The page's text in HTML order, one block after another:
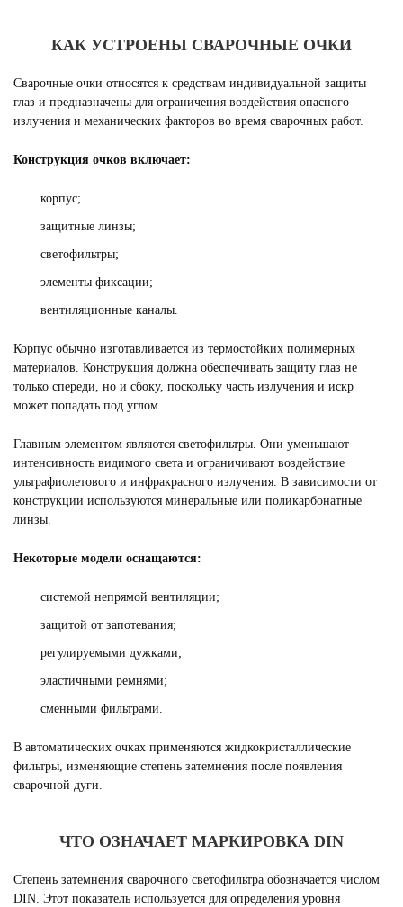
КАК УСТРОЕНЫ СВАРОЧНЫЕ ОЧКИ
Сварочные очки относятся к средствам индивидуальной защиты
глаз и предназначены для ограничения воздействия опасного
излучения и механических факторов во время сварочных работ.
Конструкция очков включает:
корпус;
защитные линзы;
светофильтры;
элементы фиксации;
вентиляционные каналы.
Корпус обычно изготавливается из термостойких полимерных
материалов. Конструкция должна обеспечивать защиту глаз не
только спереди, но и сбоку, поскольку часть излучения и искр
может попадать под углом.
Главным элементом являются светофильтры. Они уменьшают
интенсивность видимого света и ограничивают воздействие
ультрафиолетового и инфракрасного излучения. В зависимости от
конструкции используются минеральные или поликарбонатные
линзы.
Некоторые модели оснащаются:
системой непрямой вентиляции;
защитой от запотевания;
регулируемыми дужками;
эластичными ремнями;
сменными фильтрами.
В автоматических очках применяются жидкокристаллические
фильтры, изменяющие степень затемнения после появления
сварочной дуги.
ЧТО ОЗНАЧАЕТ МАРКИРОВКА DIN
Степень затемнения сварочного светофильтра обозначается числом
DIN. Этот показатель используется для определения уровня